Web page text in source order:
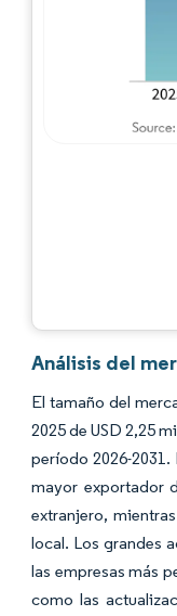
Análisis del
El tamaño del
2025 de USD 2,25
período 2026-
mayor exportador
extranjero,
local. Los grandes
las empresas más
como las